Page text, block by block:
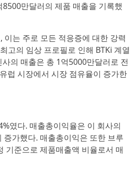
만달러의 제품 매출을 기록했
는 주로 모든 적응증에 대한 강력
고의 임상 프로필로 인해 BTKi 계열
의 매출은 총 1억5000만달러로 전
럽 시장에서 시장 점유율이 증가한
였다. 매출총이익율은 이 회사의
가했다. 매출총이익은 또한 브루
기준으로 제품매출액 비율로서 매